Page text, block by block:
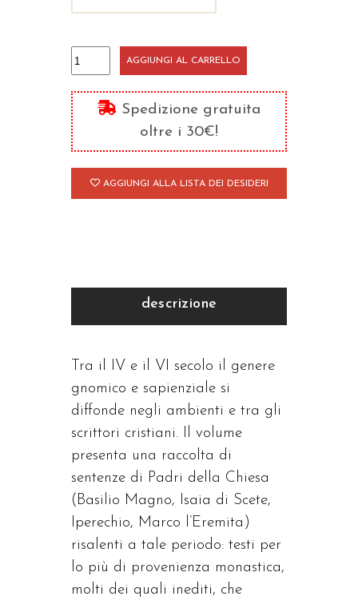
Sentenze
spirituali
quantità
AGGIUNGI AL CARRELLO
Spedizione gratuita
oltre i 30€!
AGGIUNGI ALLA LISTA DEI DESIDERI
descrizione
Tra il IV e il VI secolo il genere
gnomico e sapienziale si
diffonde negli ambienti e tra gli
scrittori cristiani. Il volume
presenta una raccolta di
sentenze di Padri della Chiesa
(Basilio Magno, Isaia di Scete,
Iperechio, Marco l’Eremita)
risalenti a tale periodo: testi per
lo più di provenienza monastica,
molti dei quali inediti, che